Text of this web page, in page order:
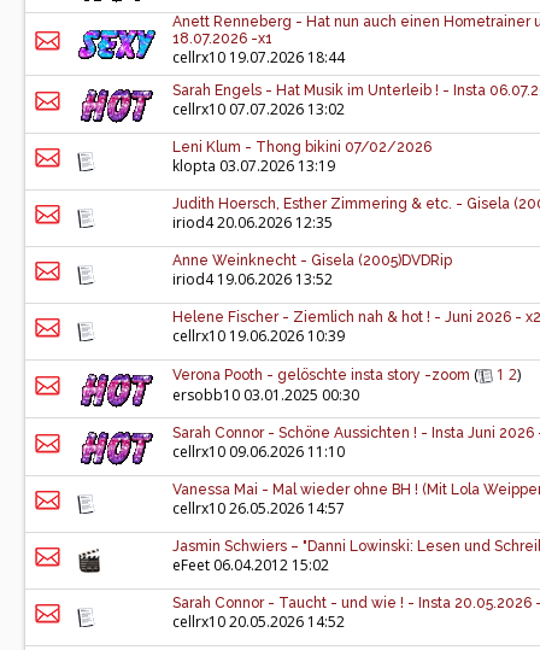
Anett Renneberg - Hat nun auch einen Hometrainer
18.07.2026 -x1
cellrx10 19.07.2026 18:44
Sarah Engels - Hat Musik im Unterleib ! - Insta
cellrx10 07.07.2026 13:02
Leni Klum - Thong bikini 07/02/2026
klopta 03.07.2026 13:19
Judith Hoersch, Esther Zimmering & etc. - Gisela
iriod420.06.2026 12:35
Anne Weinknecht - Gisela (2005)DVDRip
iriod419.06.2026 13:52
Helene Fischer - Ziemlich nah & hot ! - Juni 2026 - x2
cellrx10 19.06.2026 10:39
Verona Pooth - gelöschte insta story -zoom ( 1 2)
ersobb10 03.01.2025 00:30
Sarah Connor - Schöne Aussichten ! - Insta Juni 2026
cellrx10 09.06.2026 11:10
Vanessa Mai - Mal wieder ohne BH ! (Mit Lola
cellrx1026.05.2026 14:57
Jasmin Schwiers – "Danni Lowinski: Lesen und
eFeet 06.04.2012 15:02
Sarah Connor - Taucht - und wie ! - Insta 20.05.2026
cellrx1020.05.2026 14:52